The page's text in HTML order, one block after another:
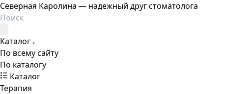
Северная Каролина — надежный друг стоматолога
Каталог
По всему сайту
По каталогу
Каталог
Терапия